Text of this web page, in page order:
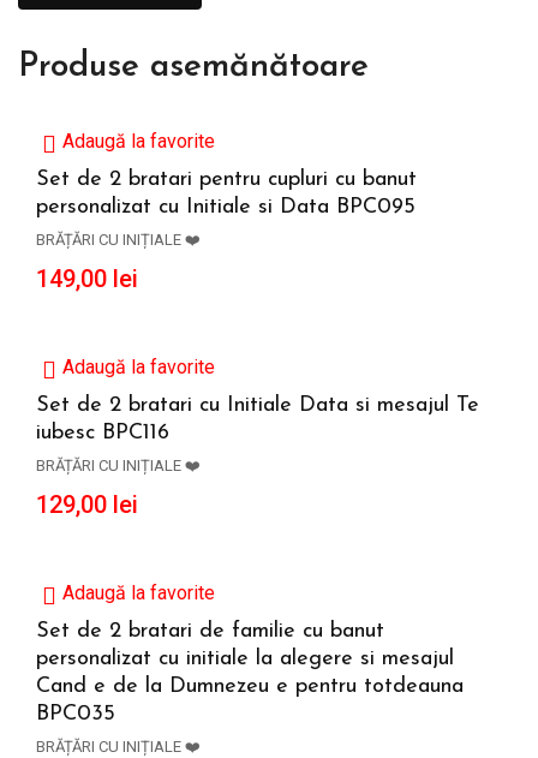
Produse asemănătoare
Adaugă la favorite
Set de 2 bratari pentru cupluri cu banut
personalizat cu Initiale si Data BPC095
BRĂȚĂRI CU INIȚIALE ❤️
149,00 lei
Adaugă la favorite
Set de 2 bratari cu Initiale Data si mesajul Te
iubesc BPC116
BRĂȚĂRI CU INIȚIALE ❤️
129,00 lei
Adaugă la favorite
ADAUGĂ ÎN COȘ
Set de 2 bratari de familie cu banut
personalizat cu initiale la alegere si mesajul
Cand e de la Dumnezeu e pentru totdeauna
BPC035
BRĂȚĂRI CU INIȚIALE ❤️